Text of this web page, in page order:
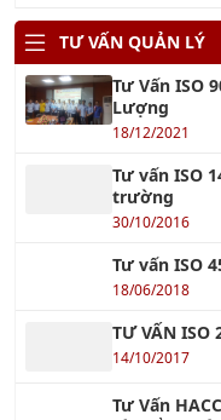
TƯ VẤN QUẢN LÝ
Tư Vấn ISO
Lượng
18/12/2021
Tư vấn ISO
trường
30/10/2016
Tư vấn ISO
18/06/2018
TƯ VẤN ISO
14/10/2017
Tư Vấn